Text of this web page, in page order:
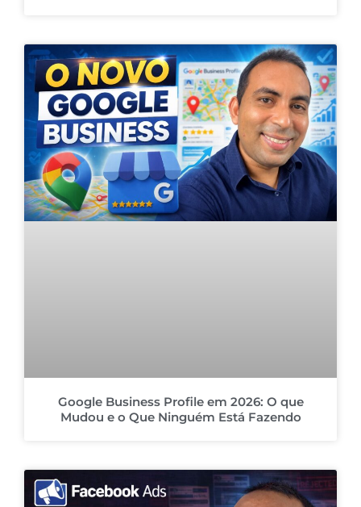
Google Business Profile em 2026: O que
Mudou e o Que Ninguém Está Fazendo